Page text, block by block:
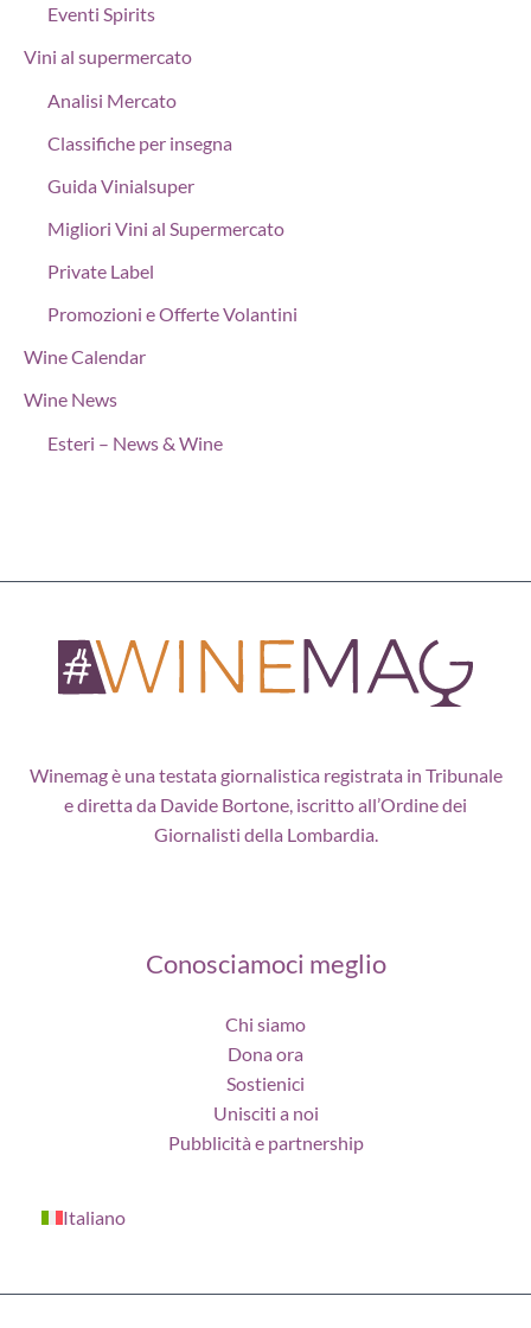
Eventi Spirits
Vini al supermercato
Analisi Mercato
Classifiche per insegna
Guida Vinialsuper
Migliori Vini al Supermercato
Private Label
Promozioni e Offerte Volantini
Wine Calendar
Wine News
Esteri – News & Wine
Winemag è una testata giornalistica registrata in Tribunale
e diretta da Davide Bortone, iscritto all’Ordine dei
Giornalisti della Lombardia.
Conosciamoci meglio
Chi siamo
Dona ora
Sostienici
Unisciti a noi
Pubblicità e partnership
Italiano